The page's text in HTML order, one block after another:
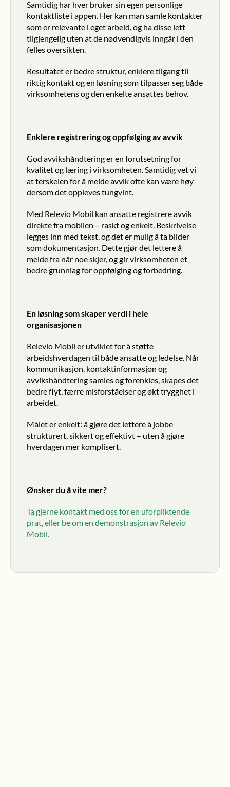
Samtidig har hver bruker sin egen personlige
kontaktliste i appen. Her kan man samle kontakter
som er relevante i eget arbeid, og ha disse lett
tilgjengelig uten at de nødvendigvis inngår i den
felles oversikten.
Resultatet er bedre struktur, enklere tilgang til
riktig kontakt og en løsning som tilpasser seg både
virksomhetens og den enkelte ansattes behov.
Enklere registrering og oppfølging av avvik
God avvikshåndtering er en forutsetning for
kvalitet og læring i virksomheten. Samtidig vet vi
at terskelen for å melde avvik ofte kan være høy
dersom det oppleves tungvint.
Med Relevio Mobil kan ansatte registrere avvik
direkte fra mobilen – raskt og enkelt. Beskrivelse
legges inn med tekst, og det er mulig å ta bilder
som dokumentasjon. Dette gjør det lettere å
melde fra når noe skjer, og gir virksomheten et
bedre grunnlag for oppfølging og forbedring.
En løsning som skaper verdi i hele
organisasjonen
Relevio Mobil er utviklet for å støtte
arbeidshverdagen til både ansatte og ledelse. Når
kommunikasjon, kontaktinformasjon og
avvikshåndtering samles og forenkles, skapes det
bedre flyt, færre misforståelser og økt trygghet i
arbeidet.
Målet er enkelt: å gjøre det lettere å jobbe
strukturert, sikkert og effektivt – uten å gjøre
hverdagen mer komplisert.
Ønsker du å vite mer?
Ta gjerne kontakt med oss for en uforpliktende
prat, eller be om en demonstrasjon av Relevio
Mobil.